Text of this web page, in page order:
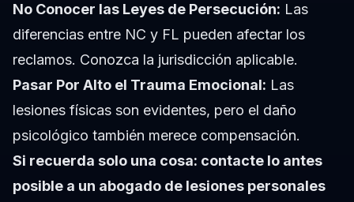
No Conocer las Leyes de Persecución: Las
diferencias entre NC y FL pueden afectar los
reclamos. Conozca la jurisdicción aplicable.
Pasar Por Alto el Trauma Emocional: Las
lesiones físicas son evidentes, pero el daño
psicológico también merece compensación.
Si recuerda solo una cosa: contacte lo antes
posible a un abogado de lesiones personales